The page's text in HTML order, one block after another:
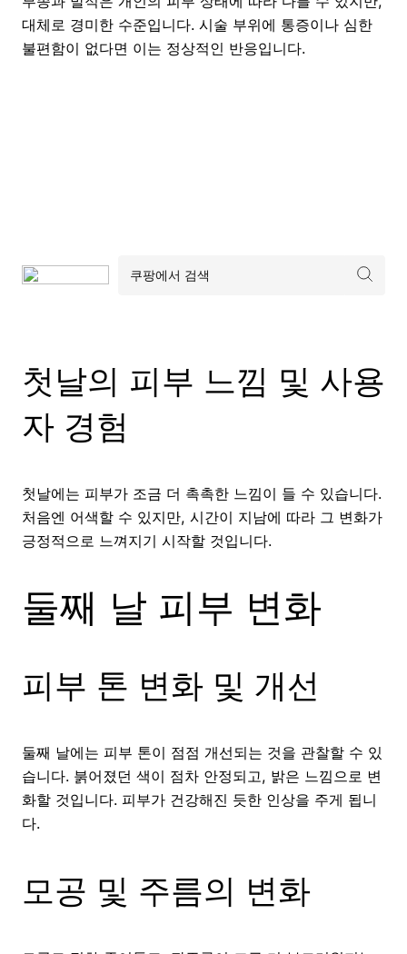
대체로 경미한 수준입니다. 시술 부위에 통증이나 심한
불편함이 없다면 이는 정상적인 반응입니다.
첫날의 피부 느낌 및 사용
자 경험
첫날에는 피부가 조금 더 촉촉한 느낌이 들 수 있습니다.
처음엔 어색할 수 있지만, 시간이 지남에 따라 그 변화가
긍정적으로 느껴지기 시작할 것입니다.
둘째 날 피부 변화
피부 톤 변화 및 개선
둘째 날에는 피부 톤이 점점 개선되는 것을 관찰할 수 있
습니다. 붉어졌던 색이 점차 안정되고, 밝은 느낌으로 변
화할 것입니다. 피부가 건강해진 듯한 인상을 주게 됩니
다.
모공 및 주름의 변화